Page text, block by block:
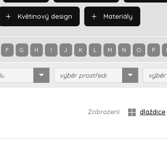
Květinový design Materiály
F G H I J K L M N O P
výběr prostředí
Zobrazení: dlaždice